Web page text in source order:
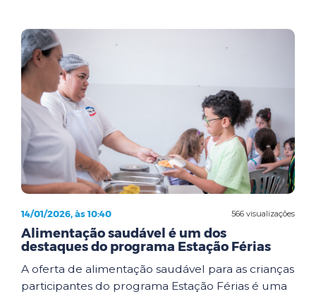
566 visualizações
14/01/2026, às 10:40
Alimentação saudável é um dos
destaques do programa Estação Férias
A oferta de alimentação saudável para as crianças
participantes do programa Estação Férias é uma